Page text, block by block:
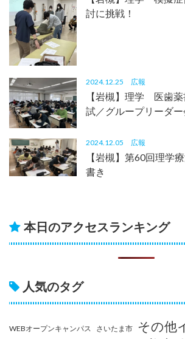
討に挑戦！
2024.12.25 広報
【岩槻】理学 医歯
試／グループリーダー
2024.12.05 広報
【岩槻】第60回理学
書き
本日のアクセスランキング
人気のタグ
WEBオープンキャンパス さいたま市 その他